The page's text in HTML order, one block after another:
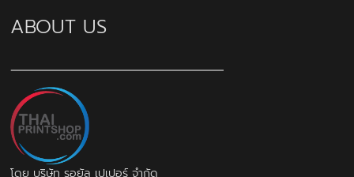
ABOUT US
โดย บริษัท รอยัล เปเปอร์ จำกัด